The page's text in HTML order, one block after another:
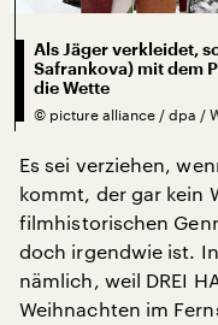
Als Jäger verkleidet,
Safrankova) mit dem
die Wette
© picture alliance / dpa /
Es sei verziehen,
kommt, der gar kein
filmhistorischen
doch irgendwie ist.
nämlich, weil DREI
Weihnachten im